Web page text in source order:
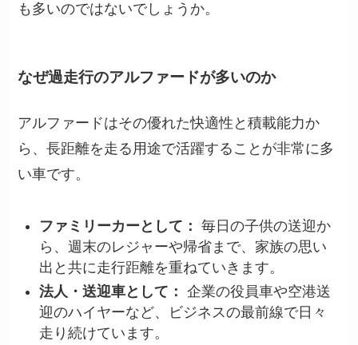
も多いのではないでしょうか。
なぜ過走行のアルファードが多いのか
アルファードはその優れた快適性と積載能力か
ら、長距離を走る用途で活躍することが非常に多
い車です。
ファミリーカーとして： 毎日の子供の送迎か
ら、週末のレジャーや帰省まで、家族の思い
出と共に走行距離を重ねていきます。
法人・送迎車として： 企業の役員車や空港送
迎のハイヤーなど、ビジネスの最前線で日々
走り続けています。